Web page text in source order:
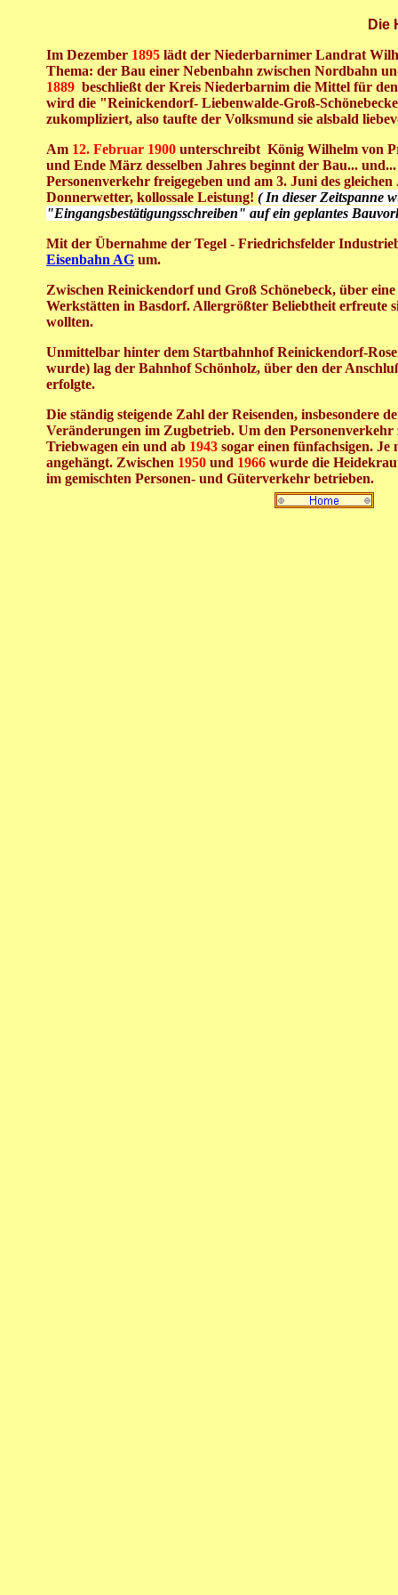
Die
Im Dezember 1895 lädt der Niederbarnimer Landrat
Thema: der Bau einer Nebenbahn zwischen Nordbahn
1889 beschließt der Kreis Niederbarnim die Mittel für
wird die "Reinickendorf- Liebenwalde-Groß-
zukompliziert, also taufte der Volksmund sie alsbald
Am 12. Februar 1900 unterschreibt König Wilhelm von
und Ende März desselben Jahres beginnt der Bau...
Personenverkehr freigegeben und am 3. Juni des
Donnerwetter, kollossale Leistung! ( In dieserZeitspanne
"Eingangsbestätigungsschreiben" auf ein geplantes
Mit der Übernahme der Tegel - Friedrichsfelder
Eisenbahn AG um.
Zwischen Reinickendorf und Groß Schönebeck, über eine
Werkstätten in Basdorf. Allergrößter Beliebtheit erfreute
wollten.
Unmittelbar hinter dem StartbahnhofReinickendorf-
wurde) lag der BahnhofSchönholz, über den der
erfolgte.
Die ständig steigende Zahl der Reisenden, insbesondere
Veränderungen im Zugbetrieb. Um den
Triebwagen ein und ab 1943 sogar einen fünfachsigen.
angehängt. Zwischen 1950 und 1966 wurde die
im gemischten Personen- und Güterverkehr betrieben.